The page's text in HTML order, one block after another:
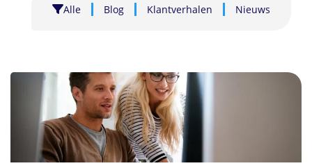
Alle Blog Klantverhalen Nieuws